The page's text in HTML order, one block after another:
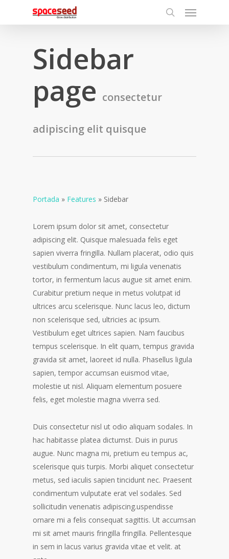
search
Menu
Sidebar
page consectetur
adipiscing elit quisque
Portada » Features » Sidebar
Lorem ipsum dolor sit amet, consectetur
adipiscing elit. Quisque malesuada felis eget
sapien viverra fringilla. Nullam placerat, odio quis
vestibulum condimentum, mi ligula venenatis
tortor, in fermentum lacus augue sit amet enim.
Curabitur pretium neque in metus volutpat id
ultrices arcu scelerisque. Nunc lacus leo, dictum
non scelerisque sed, ultricies ac ipsum.
Vestibulum eget ultrices sapien. Nam faucibus
tempus scelerisque. In elit quam, tempus gravida
gravida sit amet, laoreet id nulla. Phasellus ligula
sapien, tempor accumsan euismod vitae,
molestie ut nisl. Aliquam elementum posuere
felis, eget molestie magna viverra sed.
Duis consectetur nisl ut odio aliquam sodales. In
hac habitasse platea dictumst. Duis in purus
augue. Nunc magna mi, pretium eu tempus ac,
scelerisque quis turpis. Morbi aliquet consectetur
metus, sed iaculis sapien tincidunt nec. Praesent
condimentum vulputate erat vel sodales. Sed
sollicitudin venenatis adipiscing.uspendisse
ornare mi a felis consequat sagittis. Ut accumsan
mi sit amet mauris fringilla fringilla. Pellentesque
in sem in lacus varius gravida vitae et velit. at